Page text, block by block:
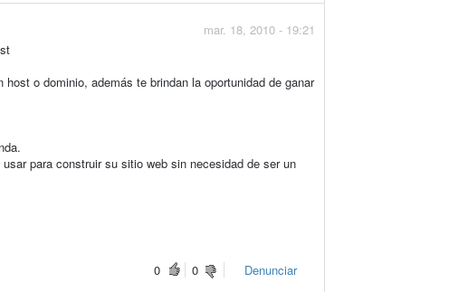
mar. 18, 2010 - 19:21
o dominio, además te brindan la oportunidad de ganar
para construir su sitio web sin necesidad de ser un
0
0 Denunciar